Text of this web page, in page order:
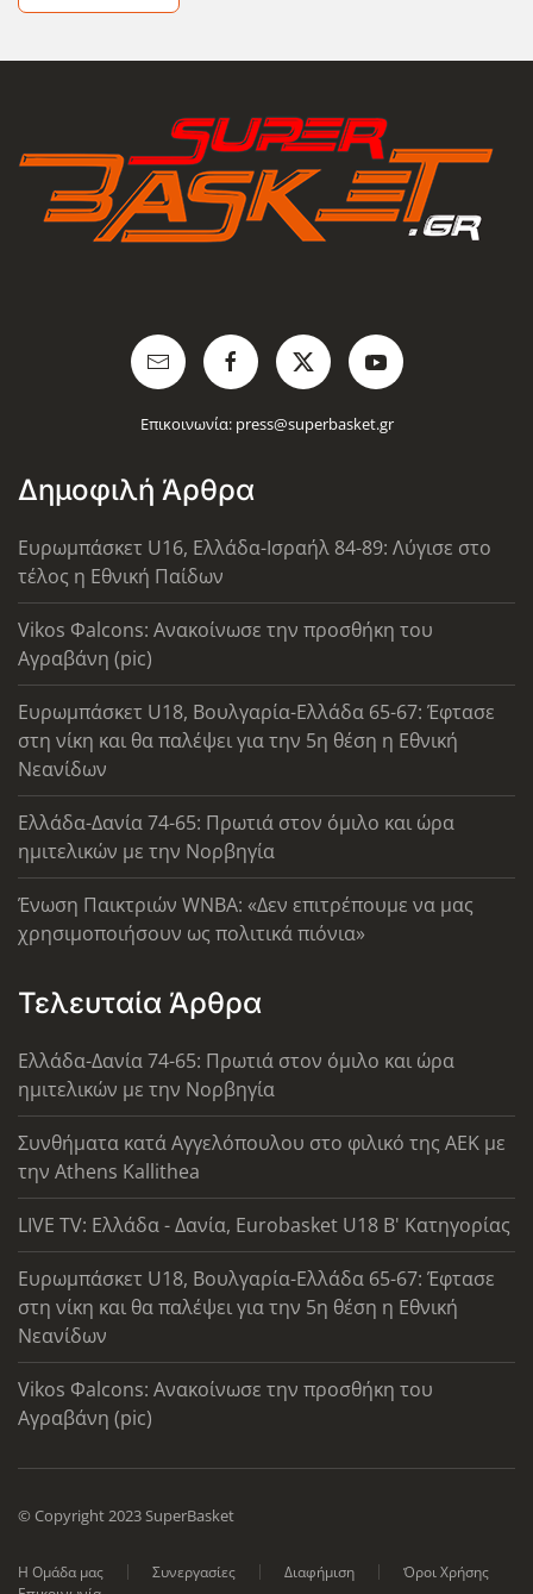
Επικοινωνία: press@superbasket.gr
Δημοφιλή Άρθρα
Ευρωμπάσκετ U16, Ελλάδα-Ισραήλ 84-89: Λύγισε στο
τέλος η Εθνική Παίδων
Vikos Φalcons: Ανακοίνωσε την προσθήκη του
Αγραβάνη (pic)
Ευρωμπάσκετ U18, Βουλγαρία-Ελλάδα 65-67: Έφτασε
στη νίκη και θα παλέψει για την 5η θέση η Εθνική
Νεανίδων
Ελλάδα-Δανία 74-65: Πρωτιά στον όμιλο και ώρα
ημιτελικών με την Νορβηγία
Ένωση Παικτριών WNBA: «Δεν επιτρέπουμε να μας
χρησιμοποιήσουν ως πολιτικά πιόνια»
Τελευταία Άρθρα
Ελλάδα-Δανία 74-65: Πρωτιά στον όμιλο και ώρα
ημιτελικών με την Νορβηγία
Συνθήματα κατά Αγγελόπουλου στο φιλικό της ΑΕΚ με
την Athens Kallithea
LIVE TV: Ελλάδα - Δανία, Eurobasket U18 Β' Κατηγορίας
Ευρωμπάσκετ U18, Βουλγαρία-Ελλάδα 65-67: Έφτασε
στη νίκη και θα παλέψει για την 5η θέση η Εθνική
Νεανίδων
Vikos Φalcons: Ανακοίνωσε την προσθήκη του
Αγραβάνη (pic)
© Copyright 2023 SuperBasket
Η Ομάδα μας Συνεργασίες Διαφήμιση
Όροι Χρήσης